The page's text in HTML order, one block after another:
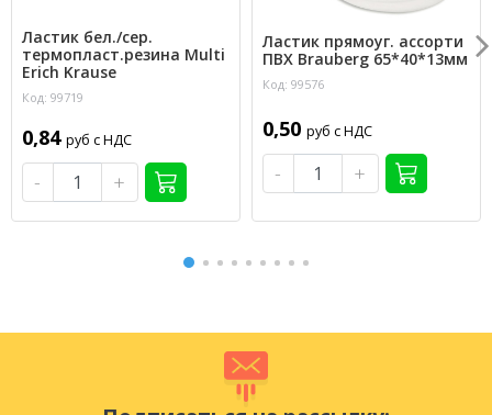
Ластик бел./сер.
термопласт.резина Multi
Erich Krause
Код: 99719
0,84 руб с НДС
- +
Ластик прямоуг. ассорти
ПВХ Brauberg 65*40*13мм
Код: 99576
0,50 руб с НДС
- +